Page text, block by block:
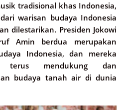
tradisional khas Indonesia,
warisan budaya Indonesia
dilestarikan. Presiden Jokowi
Amin berdua merupakan
Indonesia, dan mereka
terus mendukung dan
budaya tanah air di dunia